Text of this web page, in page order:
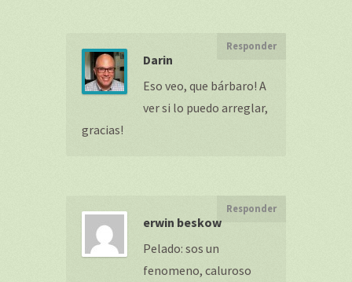
Darin
Responder
Eso veo, que bárbaro! A
ver si lo puedo arreglar,
gracias!
erwin beskow
Responder
Pelado: sos un
fenomeno, caluroso